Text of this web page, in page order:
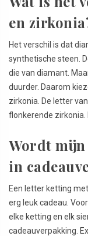
en
Het verschil is dat
synthetische steen.
die van diamant.
duurder. Daarom
zirkonia. De letter
flonkerende
Wordt
in
Een letter ketting
erg leuk cadeau.
elke ketting en elk
cadeauverpakking.